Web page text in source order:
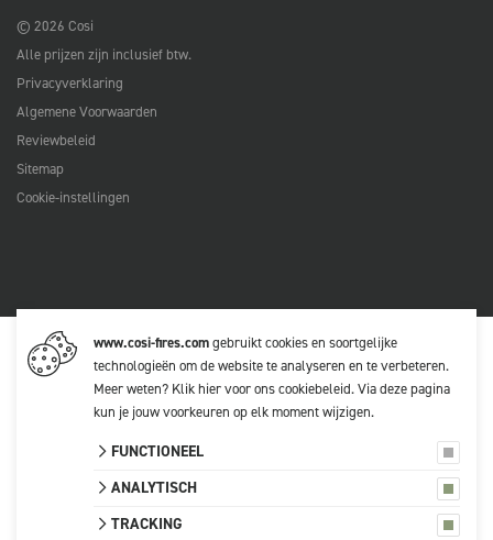
© 2026 Cosi
Alle prijzen zijn inclusief btw.
Privacyverklaring
Algemene Voorwaarden
Reviewbeleid
Sitemap
Cookie-instellingen
www.cosi-fires.comgebruikt cookies en soortgelijke
technologieën om de website te analyseren en te verbeteren.
Meer weten? Klik hier voor ons cookiebeleid. Viadeze pagina
kun je jouw voorkeuren op elk moment wijzigen.
FUNCTIONEEL
ANALYTISCH
TRACKING